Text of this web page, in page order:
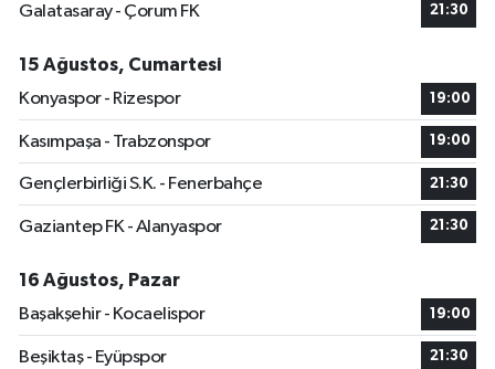
Galatasaray - Çorum FK
21:30
15 Ağustos, Cumartesi
Konyaspor - Rizespor
19:00
Kasımpaşa - Trabzonspor 19:00
Gençlerbirliği S.K. - Fenerbahçe 21:30
Gaziantep FK - Alanyaspor 21:30
16 Ağustos, Pazar
Başakşehir - Kocaelispor
19:00
Beşiktaş - Eyüpspor 21:30